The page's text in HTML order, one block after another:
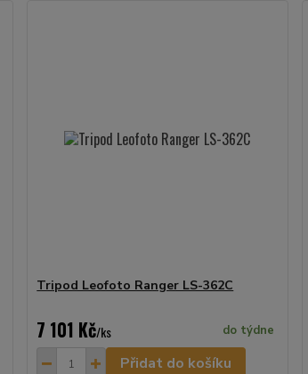
Tripod Leofoto Ranger LS-362C
7 101 Kč/ks do týdne
Přidat do košíku